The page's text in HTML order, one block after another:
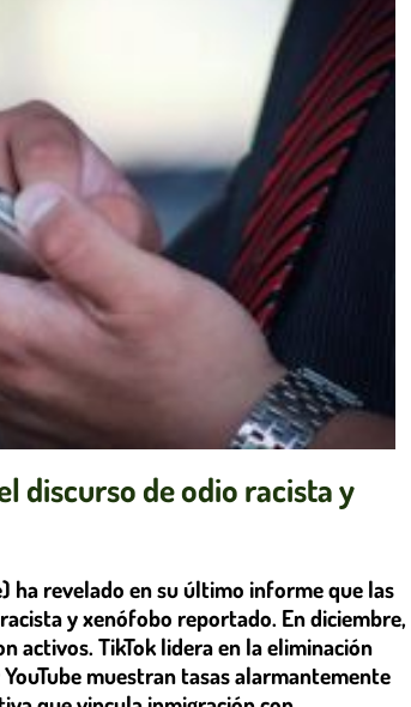
discurso de odio racista y
ha revelado en su último informe que las
y xenófobo reportado. En diciembre,
activos. TikTok lidera en la eliminación
muestran tasas alarmantemente